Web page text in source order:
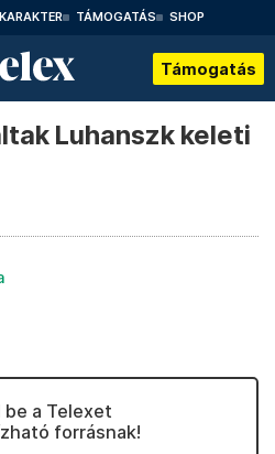
KARAKTER TÁMOGATÁS SHOP
Támogatás
Luhanszk keleti
a Telexet
forrásnak!